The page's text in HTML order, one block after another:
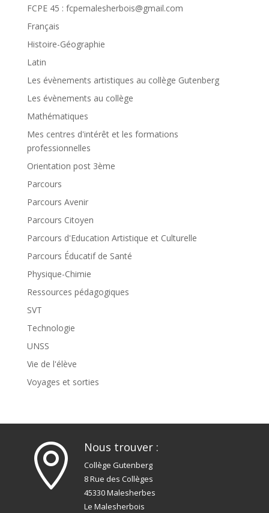
FCPE 45 : fcpemalesherbois@gmail.com
Français
Histoire-Géographie
Latin
Les évènements artistiques au collège Gutenberg
Les évènements au collège
Mathématiques
Mes centres d'intérêt et les formations
professionnelles
Orientation post 3ème
Parcours
Parcours Avenir
Parcours Citoyen
Parcours d'Education Artistique et Culturelle
Parcours Éducatif de Santé
Physique-Chimie
Ressources pédagogiques
SVT
Technologie
UNSS
Vie de l'élève
Voyages et sorties
 Nous trouver :
Collège Gutenberg
8 Rue des Collèges
45330 Malesherbes
Le Malesherbois